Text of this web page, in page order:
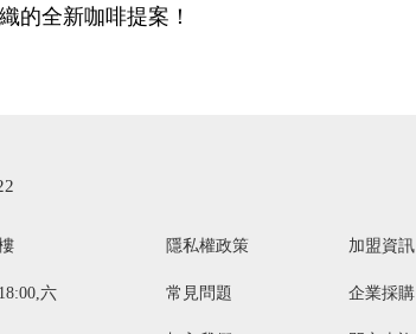
的全新咖啡提案！
六
隱私權政策
常見問題
加盟資訊
企業採購